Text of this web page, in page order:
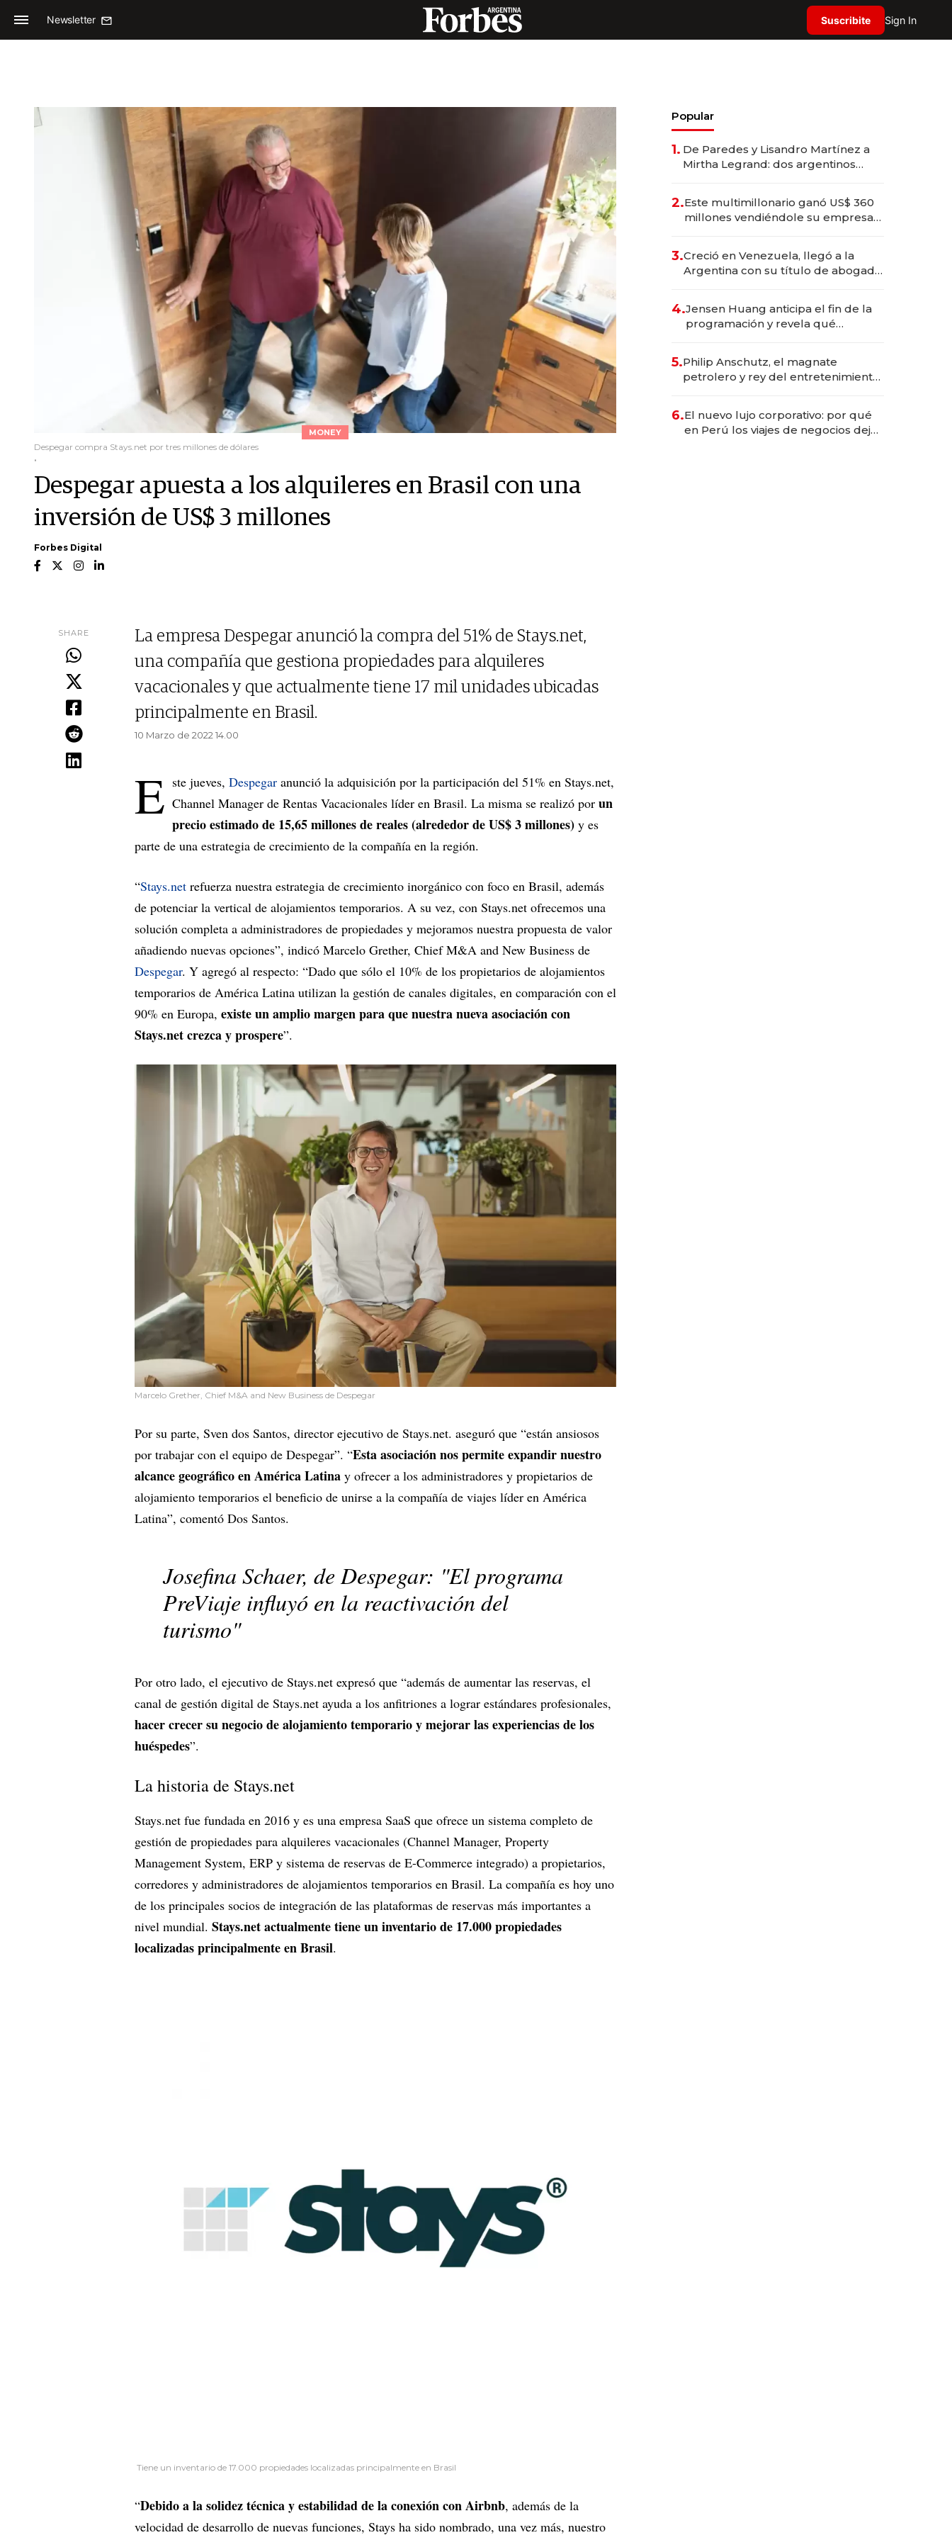
Newsletter Suscribite Sign In
MONEY
Despegar compra Stays.net por tres millones de dólares
.
Despegar apuesta a los alquileres en Brasil con una
inversión de US$ 3 millones
Forbes Digital
SHARE
La empresa Despegar anunció la compra del 51% de Stays.net,
una compañía que gestiona propiedades para alquileres
vacacionales y que actualmente tiene 17 mil unidades ubicadas
principalmente en Brasil.
10 Marzo de 2022 14.00
E ste jueves, Despegar anunció la adquisición por la participación del 51% en Stays.net,
Channel Manager de Rentas Vacacionales líder en Brasil. La misma se realizó por un
precio estimado de 15,65 millones de reales (alrededor de US$ 3 millones) y es
parte de una estrategia de crecimiento de la compañía en la región.
“Stays.net refuerza nuestra estrategia de crecimiento inorgánico con foco en Brasil, además
de potenciar la vertical de alojamientos temporarios. A su vez, con Stays.net ofrecemos una
solución completa a administradores de propiedades y mejoramos nuestra propuesta de valor
añadiendo nuevas opciones”, indicó Marcelo Grether, Chief M&A and New Business de
Despegar. Y agregó al respecto: “Dado que sólo el 10% de los propietarios de alojamientos
temporarios de América Latina utilizan la gestión de canales digitales, en comparación con el
90% en Europa, existe un amplio margen para que nuestra nueva asociación con
Stays.net crezca y prospere”.
Marcelo Grether, Chief M&A and New Business de Despegar
Por su parte, Sven dos Santos, director ejecutivo de Stays.net. aseguró que “están ansiosos
por trabajar con el equipo de Despegar”. “Esta asociación nos permite expandir nuestro
alcance geográfico en América Latina y ofrecer a los administradores y propietarios de
alojamiento temporarios el beneficio de unirse a la compañía de viajes líder en América
Latina”, comentó Dos Santos.
Josefina Schaer, de Despegar: "El programa
PreViaje influyó en la reactivación del
turismo"
Por otro lado, el ejecutivo de Stays.net expresó que “además de aumentar las reservas, el
canal de gestión digital de Stays.net ayuda a los anfitriones a lograr estándares profesionales,
hacer crecer su negocio de alojamiento temporario y mejorar las experiencias de los
huéspedes”.
La historia de Stays.net
Stays.net fue fundada en 2016 y es una empresa SaaS que ofrece un sistema completo de
gestión de propiedades para alquileres vacacionales (Channel Manager, Property
Management System, ERP y sistema de reservas de E-Commerce integrado) a propietarios,
corredores y administradores de alojamientos temporarios en Brasil. La compañía es hoy uno
de los principales socios de integración de las plataformas de reservas más importantes a
nivel mundial. Stays.net actualmente tiene un inventario de 17.000 propiedades
localizadas principalmente en Brasil.
Tiene un inventario de 17.000 propiedades localizadas principalmente en Brasil
“Debido a la solidez técnica y estabilidad de la conexión con Airbnb, además de la
velocidad de desarrollo de nuevas funciones, Stays ha sido nombrado, una vez más, nuestro
Popular
1. De Paredes y Lisandro Martínez a
Mirtha Legrand: dos argentinos
deportivo y el cuidado corporal
2.Este multimillonario ganó US$ 360
millones vendiéndole su empresa
3.Creció en Venezuela, llegó a la
Argentina con su título de abogado
marcas "fast premium"
4.Jensen Huang anticipa el fin de la
programación y revela qué
5.Philip Anschutz, el magnate
petrolero y rey del entretenimiento
6.El nuevo lujo corporativo: por qué
en Perú los viajes de negocios dejan